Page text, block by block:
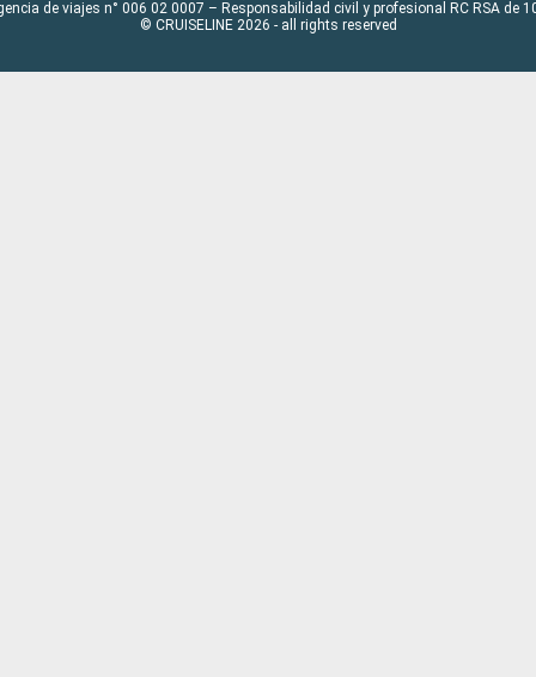
de viajes n° 006 02 0007 – Responsabilidad civil y profesional RC RSA de
© CRUISELINE 2026 - all rights reserved